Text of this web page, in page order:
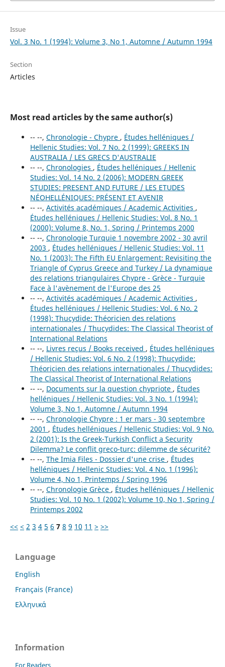
Issue
Vol. 3 No. 1 (1994): Volume 3, No 1, Automne / Autumn 1994
Section
Articles
Most read articles by the same author(s)
-- --, Chronologie - Chypre , Études helléniques /
Hellenic Studies: Vol. 7 No. 2 (1999): GREEKS IN
AUSTRALIA / LES GRECS D'AUSTRALIE
-- --, Chronologies , Études helléniques / Hellenic
Studies: Vol. 14 No. 2 (2006): MODERN GREEK
STUDIES: PRESENT AND FUTURE / LES ETUDES
NÉOHELLÉNIQUES: PRÉSENT ET AVENIR
-- --, Activités académiques / Academic Activities ,
Études helléniques / Hellenic Studies: Vol. 8 No. 1
(2000): Volume 8, No. 1, Spring / Printemps 2000
-- --, Chronologie Turquie 1 novembre 2002 - 30 avril
2003 , Études helléniques / Hellenic Studies: Vol. 11
No. 1 (2003): The Fifth EU Enlargement: Revisiting the
Triangle of Cyprus Greece and Turkey / La dynamique
des relations triangulaires Chypre - Grèce - Turquie
Face à l'avènement de l'Europe des 25
-- --, Activités académiques / Academic Activities ,
Études helléniques / Hellenic Studies: Vol. 6 No. 2
(1998): Thucydide: Théoricien des relations
internationales / Thucydides: The Classical Theorist of
International Relations
-- --, Livres reçus / Books received , Études helléniques
/ Hellenic Studies: Vol. 6 No. 2 (1998): Thucydide:
Théoricien des relations internationales / Thucydides:
The Classical Theorist of International Relations
-- --, Documents sur la question chypriote , Études
helléniques / Hellenic Studies: Vol. 3 No. 1 (1994):
Volume 3, No 1, Automne / Autumn 1994
-- --, Chronologie Chypre : 1 er mars - 30 septembre
2001 , Études helléniques / Hellenic Studies: Vol. 9 No.
2 (2001): Is the Greek-Turkish Conflict a Security
Dilemma? Le conflit greco-turc: dilemme de sécurité?
-- --, The Imia Files - Dossier d'une crise , Études
helléniques / Hellenic Studies: Vol. 4 No. 1 (1996):
Volume 4, No 1, Printemps / Spring 1996
-- --, Chronologie Grèce , Études helléniques / Hellenic
Studies: Vol. 10 No. 1 (2002): Volume 10, No 1, Spring /
Printemps 2002
<< < 2 3 4 5 6 7 8 9 10 11 > >>
Language
English
Français (France)
Ελληνικά
Information
For Readers